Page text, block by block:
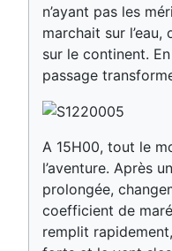
n’ayant pas les
marchait sur
sur le continent.
passage
A 15H00, tout le
l’aventure. Après
prolongée,
coefficient de
remplit